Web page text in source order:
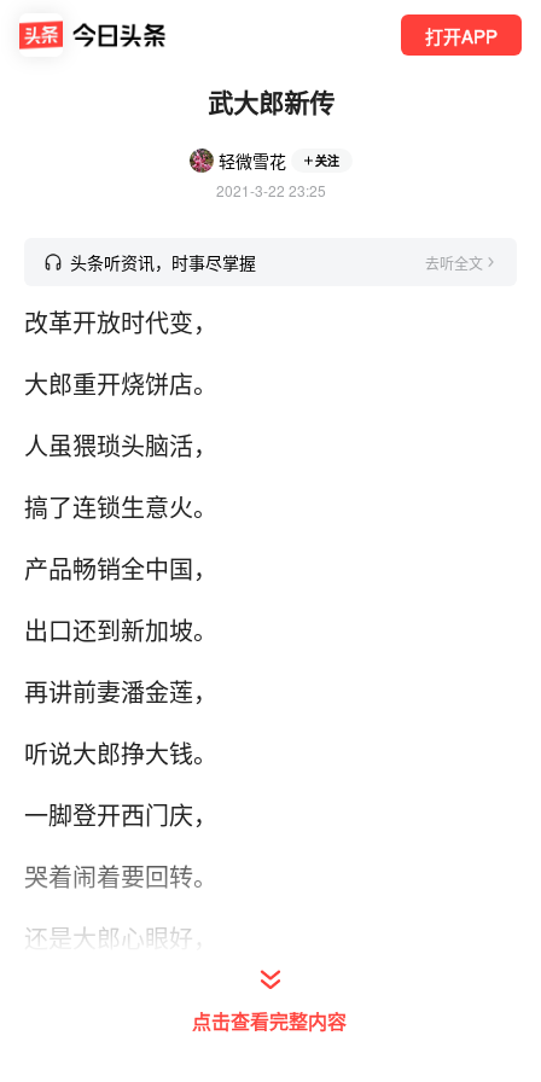
打开APP
武大郎新传
轻微雪花 关注
2021-3-22 23:25
头条听资讯，时事尽掌握 去听全文
改革开放时代变，
大郎重开烧饼店。
人虽猥琐头脑活，
搞了连锁生意火。
产品畅销全中国，
出口还到新加坡。
再讲前妻潘金莲，
听说大郎挣大钱。
一脚登开西门庆，
哭着闹着要回转。
还是大郎心眼好，
点击查看完整内容